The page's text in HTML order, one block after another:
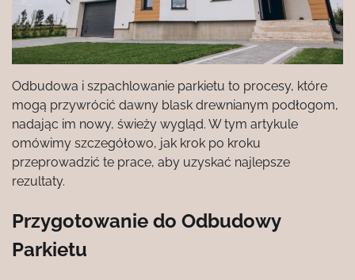
Odbudowa i szpachlowanie parkietu to procesy, które
mogą przywrócić dawny blask drewnianym podłogom,
nadając im nowy, świeży wygląd. W tym artykule
omówimy szczegółowo, jak krok po kroku
przeprowadzić te prace, aby uzyskać najlepsze
rezultaty.
Przygotowanie do Odbudowy
Parkietu